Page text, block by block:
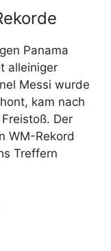
Panama
alleiniger
Messi wurde
kam nach
Der
WM-Rekord
Treffern